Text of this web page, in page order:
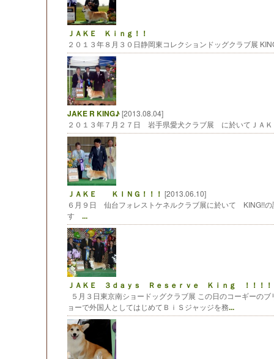
ＪＡＫＥ Ｋｉｎｇ！！
２０１３年８月３０日静岡東コレクションドッグクラブ展
JAKE R KING♪[2013.08.04]
２０１３年７月２７日 岩手県愛犬クラブ展 に於いてＪ
ＪＡＫＥ ＫＩＮＧ！！！ [2013.06.10]
６月９日 仙台フォレストケネルクラブ展に於いて KING!!
す ...
ＪＡＫＥ ３ｄａｙｓ Ｒｅｓｅｒｖｅ Ｋｉｎｇ ！！！！
５月３日東京南ショードッグクラブ展 この日のコーギーの
ョーで外国人としてはじめてＢｉＳジャッジを務...